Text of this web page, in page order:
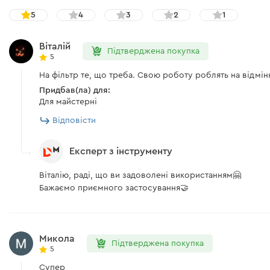
5 4 3 2 1
Віталій
5
Підтверджена покупка
На фільтр те, що треба. Свою роботу роблять на
Придбав(ла) для:
Для майстерні
Відповісти
Експерт з інструменту
Віталію, раді, що ви задоволені використанням🤗
Бажаємо приємного застосування🤝
Микола
5
Підтверджена покупка
Супер